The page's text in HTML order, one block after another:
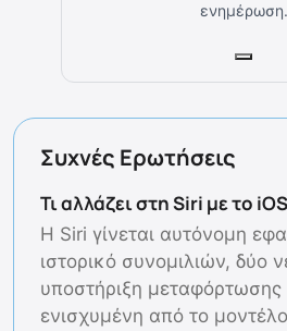
ενημέρωση.
Συχνές Ερωτήσεις
Τι αλλάζει στη Siri με το
Η Siri γίνεται αυτόνομη
ιστορικό συνομιλιών, δύο
υποστήριξη μεταφόρτωσης
ενισχυμένη από το